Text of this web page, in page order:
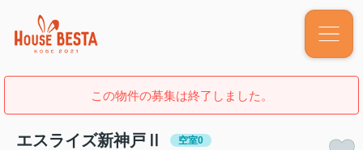
この物件の募集は終了しました。
エスライズ新神戸Ⅱ 空室0